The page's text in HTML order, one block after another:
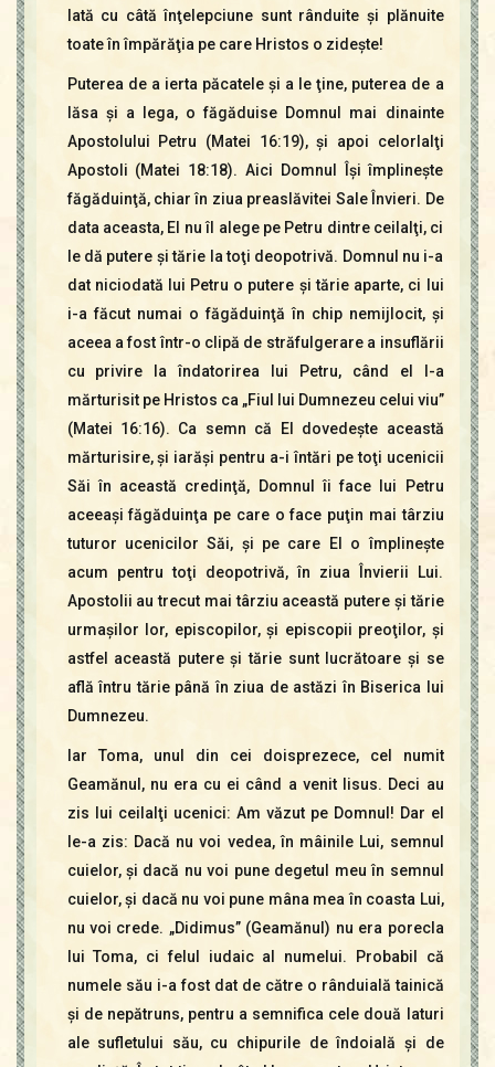
Iată cu câtă înţelepciune sunt rânduite şi plănuite
toate în împărăţia pe care Hristos o zideşte!
Puterea de a ierta păcatele şi a le ţine, puterea de a
lăsa şi a lega, o făgăduise Domnul mai dinainte
Apostolului Petru (Matei 16:19), şi apoi celorlalţi
Apostoli (Matei 18:18). Aici Domnul Îşi împlineşte
făgăduinţă, chiar în ziua preaslăvitei Sale Învieri. De
data aceasta, El nu îl alege pe Petru dintre ceilalţi, ci
le dă putere şi tărie la toţi deopotrivă. Domnul nu i-a
dat niciodată lui Petru o putere şi tărie aparte, ci lui
i-a făcut numai o făgăduinţă în chip nemijlocit, şi
aceea a fost într-o clipă de străfulgerare a insuflării
cu privire la îndatorirea lui Petru, când el l-a
mărturisit pe Hristos ca „Fiul lui Dumnezeu celui viu”
(Matei 16:16). Ca semn că El dovedeşte această
mărturisire, şi iarăşi pentru a-i întări pe toţi ucenicii
Săi în această credinţă, Domnul îi face lui Petru
aceeaşi făgăduinţa pe care o face puţin mai târziu
tuturor ucenicilor Săi, şi pe care El o împlineşte
acum pentru toţi deopotrivă, în ziua Învierii Lui.
Apostolii au trecut mai târziu această putere şi tărie
urmaşilor lor, episcopilor, şi episcopii preoţilor, şi
astfel această putere şi tărie sunt lucrătoare şi se
află întru tărie până în ziua de astăzi în Biserica lui
Dumnezeu.
Iar Toma, unul din cei doisprezece, cel numit
Geamănul, nu era cu ei când a venit Iisus. Deci au
zis lui ceilalţi ucenici: Am văzut pe Domnul! Dar el
le-a zis: Dacă nu voi vedea, în mâinile Lui, semnul
cuielor, şi dacă nu voi pune degetul meu în semnul
cuielor, şi dacă nu voi pune mâna mea în coasta Lui,
nu voi crede. „Didimus” (Geamănul) nu era porecla
lui Toma, ci felul iudaic al numelui. Probabil că
numele său i-a fost dat de către o rânduială tainică
şi de nepătruns, pentru a semnifica cele două laturi
ale sufletului său, cu chipurile de îndoială şi de